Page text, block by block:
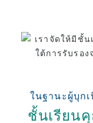
ในฐานะผู้บุก
ชั้นเรียน